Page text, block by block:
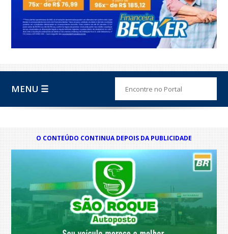
MENU ☰
O CONTEÚDO CONTINUA DEPOIS DA PUBLICIDADE